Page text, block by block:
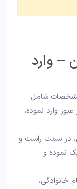
– وارد
شامل
وارد نموده،
در سمت راست و
نموده و
خانوادگی،